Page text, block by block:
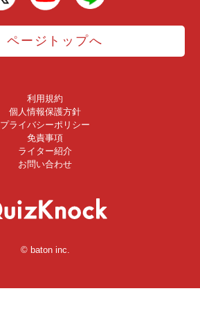
ページトップへ
利用規約
個人情報保護方針
プライバシーポリシー
免責事項
ライター紹介
お問い合わせ
© baton inc.